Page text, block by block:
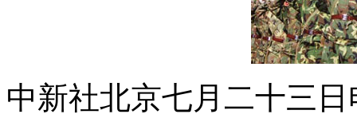
中新社北京七月二十三